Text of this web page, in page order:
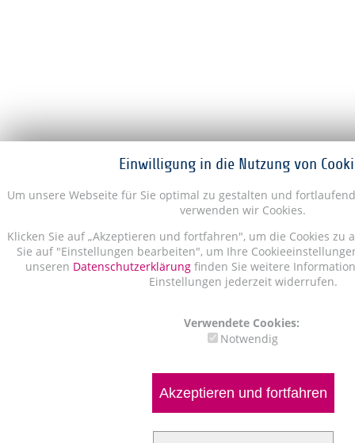
Einwilligung in die Nutzung von
Um unsere Webseite für Sie optimal zu gestalten und
verwenden wir Cookies.
Klicken Sie auf „Akzeptieren und fortfahren", um die Cookies zu
Sie auf "Einstellungen bearbeiten", um Ihre
unseren Datenschutzerklärungfinden Sie weitere
Einstellungen jederzeit widerrufen.
Verwendete Cookies:
Notwendig
Akzeptieren und fortfahren